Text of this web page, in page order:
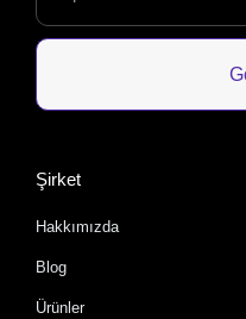
Şirket
Hakkımızda
Blog
Ürünler